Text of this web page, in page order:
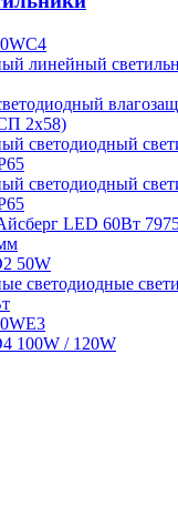
линейный
2х58)
светодиодный
светодиодный
LED 60Вт
50W
светодиодные
100W / 120W